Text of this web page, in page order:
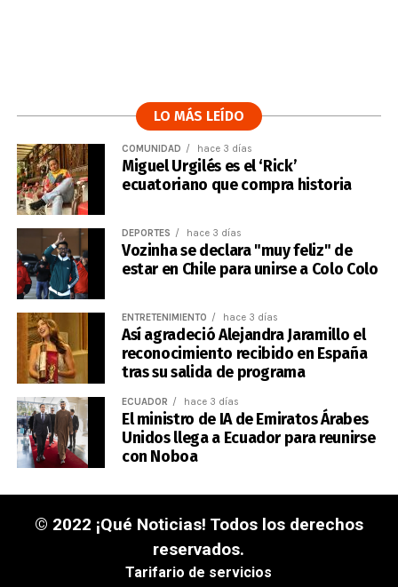
LO MÁS LEÍDO
COMUNIDAD hace 3 días
Miguel Urgilés es el ‘Rick’
ecuatoriano que compra historia
DEPORTES hace 3 días
Vozinha se declara "muy feliz" de
estar en Chile para unirse a Colo Colo
ENTRETENIMIENTO hace 3 días
Así agradeció Alejandra Jaramillo el
reconocimiento recibido en España
tras su salida de programa
ECUADOR hace 3 días
El ministro de IA de Emiratos Árabes
Unidos llega a Ecuador para reunirse
con Noboa
© 2022 ¡Qué Noticias! Todos los derechos
reservados.
Tarifario de servicios